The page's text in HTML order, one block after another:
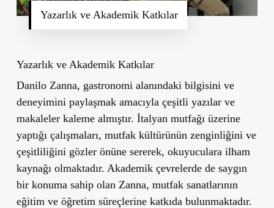
Yazarlık ve Akademik Katkılar
Yazarlık ve Akademik Katkılar
Danilo Zanna, gastronomi alanındaki bilgisini ve
deneyimini paylaşmak amacıyla çeşitli yazılar ve
makaleler kaleme almıştır. İtalyan mutfağı üzerine
yaptığı çalışmaları, mutfak kültürünün zenginliğini ve
çeşitliliğini gözler önüne sererek, okuyuculara ilham
kaynağı olmaktadır. Akademik çevrelerde de saygın
bir konuma sahip olan Zanna, mutfak sanatlarının
eğitim ve öğretim süreçlerine katkıda bulunmaktadır.